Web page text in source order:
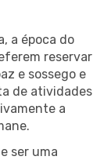
a época do
reservar
e sossego e
de atividades
a
ser uma